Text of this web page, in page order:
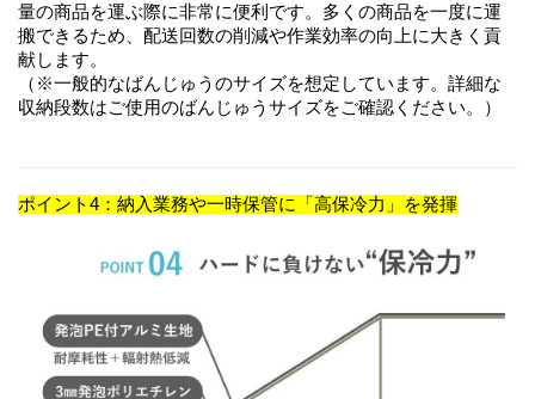
量の商品を運ぶ際に非常に便利です。多くの商品を一度に運
搬できるため、配送回数の削減や作業効率の向上に大きく貢
献します。
（※一般的なばんじゅうのサイズを想定しています。詳細な
収納段数はご使用のばんじゅうサイズをご確認ください。）
ポイント4：納入業務や一時保管に「高保冷力」を発揮